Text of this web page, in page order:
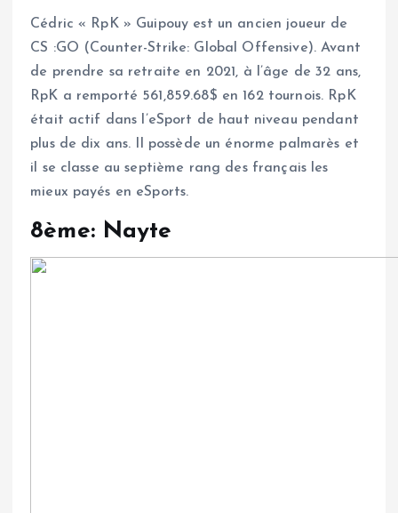
Cédric « RpK » Guipouy est un ancien joueur de
CS :GO (Counter-Strike: Global Offensive). Avant
de prendre sa retraite en 2021, à l’âge de 32 ans,
RpK a remporté 561,859.68$ en 162 tournois. RpK
était actif dans l’eSport de haut niveau pendant
plus de dix ans. Il possède un énorme palmarès et
il se classe au septième rang des français les
mieux payés en eSports.
8ème: Nayte